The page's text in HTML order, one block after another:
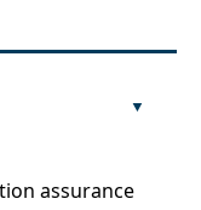
assurance